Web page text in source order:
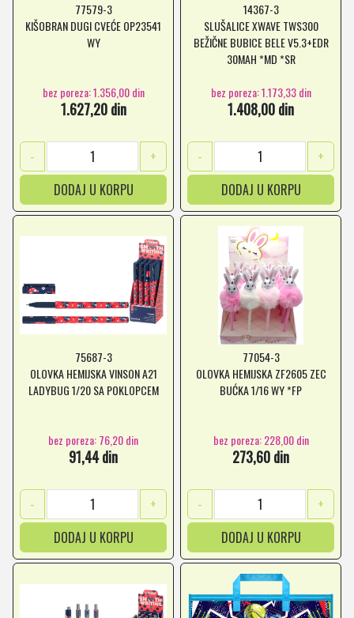
77579-3
KIŠOBRAN DUGI CVEĆE OP23541
WY
bez poreza: 1.356,00 din
1.627,20 din
-
+
DODAJ U KORPU
14367-3
SLUŠALICE XWAVE TWS300
BEŽIČNE BUBICE BELE V5.3+EDR
30MAH *MD *SR
bez poreza: 1.173,33 din
1.408,00 din
-
+
DODAJ U KORPU
75687-3
OLOVKA HEMIJSKA VINSON A21
LADYBUG 1/20 SA POKLOPCEM
bez poreza: 76,20 din
91,44 din
-
+
DODAJ U KORPU
77054-3
OLOVKA HEMIJSKA ZF2605 ZEC
BUĆKA 1/16 WY *FP
bez poreza: 228,00 din
273,60 din
-
+
DODAJ U KORPU